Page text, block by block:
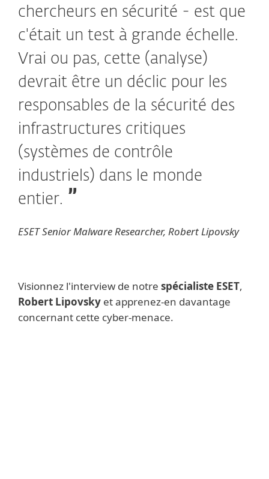
chercheurs en sécurité - est que
c'était un test à grande échelle.
Vrai ou pas, cette (analyse)
devrait être un déclic pour les
responsables de la sécurité des
infrastructures critiques
(systèmes de contrôle
industriels) dans le monde
entier.
ESET Senior Malware Researcher, Robert Lipovsky
Visionnez l'interview de notre spécialiste ESET,
Robert Lipovsky et apprenez-en davantage
concernant cette cyber-menace.